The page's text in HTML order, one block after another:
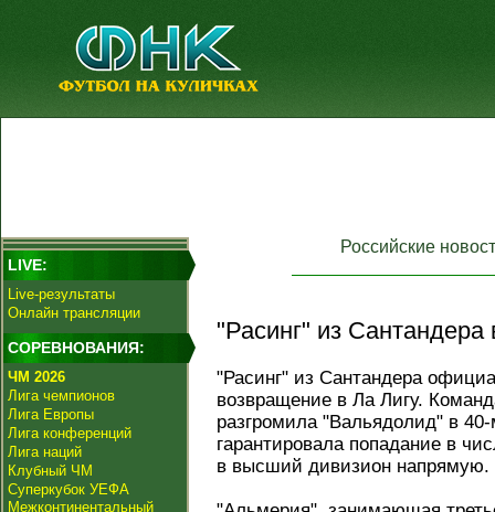
LIVE:
Live-результаты
Онлайн трансляции
СОРЕВНОВАНИЯ:
ЧМ 2026
Лига чемпионов
Лига Европы
Лига конференций
Лига наций
Клубный ЧМ
Суперкубок УЕФА
Межконтинентальный
Российские
"Расинг" из Сантандера
"Расинг" из Сантандера
возвращение в Ла Лигу.
разгромила "Вальядолид" в
гарантировала попадание в
в высший дивизион напрямую.